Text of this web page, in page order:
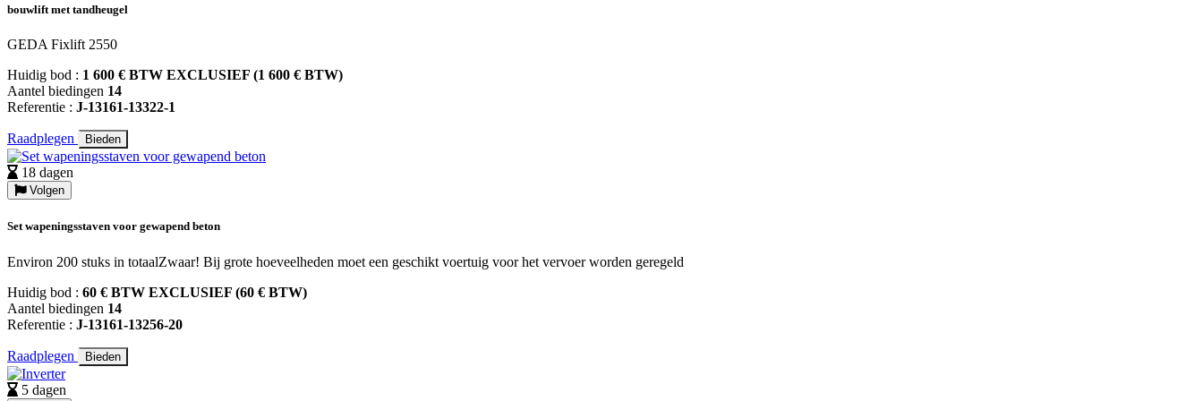
bouwlift met tandheugel
GEDA Fixlift 2550
Huidig bod : 1 600 € BTW EXCLUSIEF (1 600 € BTW)
Aantel biedingen 14
Referentie : J-13161-13322-1
Raadplegen Bieden
18 dagen
Volgen
Set wapeningsstaven voor gewapend beton
Environ 200 stuks in totaalZwaar! Bij grote hoeveelheden moet een geschikt voertuig voor het vervoer worden geregeld
Huidig bod : 60 € BTW EXCLUSIEF (60 € BTW)
Aantel biedingen 14
Referentie : J-13161-13256-20
Raadplegen Bieden
5 dagen